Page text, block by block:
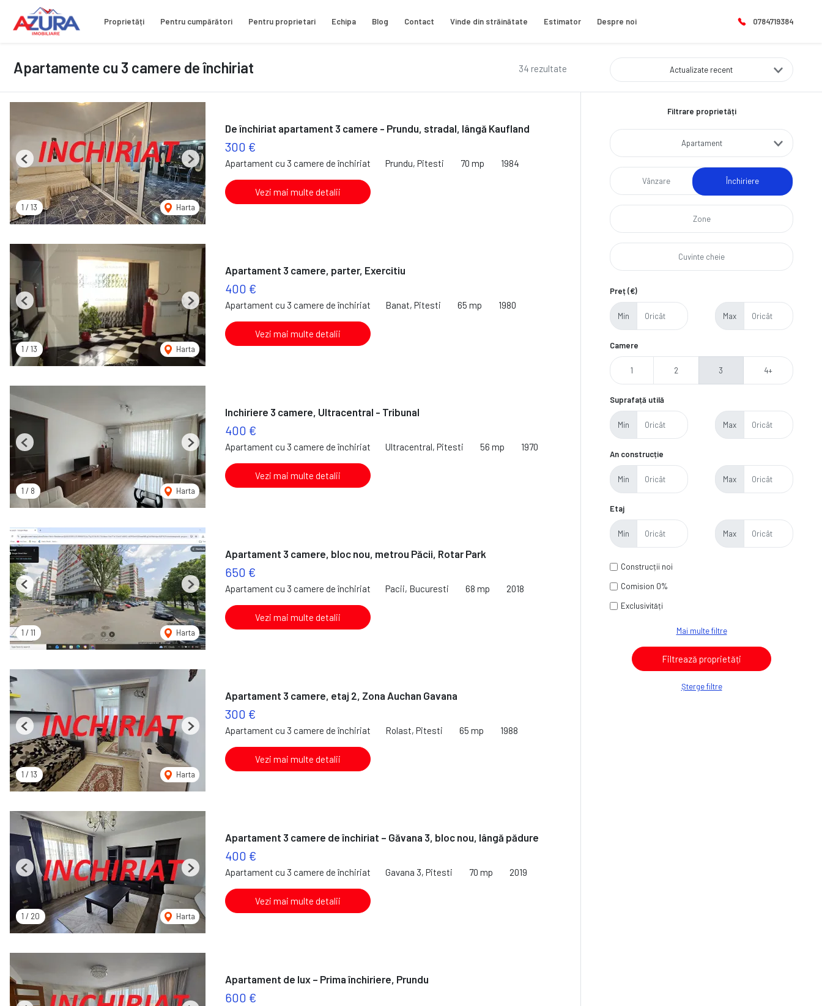
Proprietăți Pentru cumpărători Pentru proprietari Echipa Blog Contact Vinde din străinătate Estimator Despre noi 0784719384
34 rezultate
Apartamente cu 3 camere de închiriat Actualizate recent
1 / 13 Harta
Previous Next
De închiriat apartament 3 camere - Prundu, stradal, lângă Kaufland
300 €
Apartament cu 3 camere de închiriat Prundu, Pitesti 70 mp 1984
Vezi mai multe detalii
1 / 13 Harta
Previous Next
Apartament 3 camere, parter, Exercitiu
400 €
Apartament cu 3 camere de închiriat Banat, Pitesti 65 mp 1980
Vezi mai multe detalii
1 / 8 Harta
Previous Next
Inchiriere 3 camere, Ultracentral - Tribunal
400 €
Apartament cu 3 camere de închiriat Ultracentral, Pitesti 56 mp 1970
Vezi mai multe detalii
1 / 11 Harta
Previous Next
Apartament 3 camere, bloc nou, metrou Păcii, Rotar Park
650 €
Apartament cu 3 camere de închiriat Pacii, Bucuresti 68 mp 2018
Vezi mai multe detalii
1 / 13 Harta
Previous Next
Apartament 3 camere, etaj 2, Zona Auchan Gavana
300 €
Apartament cu 3 camere de închiriat Rolast, Pitesti 65 mp 1988
Vezi mai multe detalii
1 / 20 Harta
Previous Next
Apartament 3 camere de închiriat – Găvana 3, bloc nou, lângă pădure
400 €
Apartament cu 3 camere de închiriat Gavana 3, Pitesti 70 mp 2019
Vezi mai multe detalii
Apartament de lux – Prima închiriere, Prundu
600 €
Filtrare proprietăți
Apartament
Vânzare Închiriere
Preț (€)
Min Max
Camere
1 2 3 4+
Suprafață utilă
Min Max
An construcție
Min Max
Etaj
Min Max
Construcții noi
Comision 0%
Exclusivități
Mai multe filtre
Șterge filtre